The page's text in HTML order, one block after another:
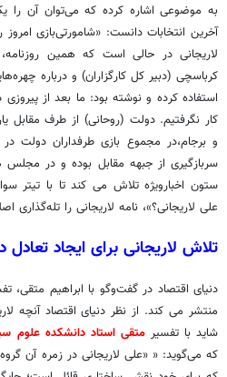
به موضوعی اشاره کرده که می‌توان آن را
آخرین انتخابات دانست: «شامورتی‌بازی
کرباسچی (دبیر کل کارگزاران) و درباره
کار نگرفتیم. دولت (روحانی) از طرف مقابل
و برجام،‌در مجموع بازی طرفداران دولت
سربازگیری از جبهه مقابل بوده و در مجلس
ستون اخبارویژه تلاش می کند تا با تیتر
علی لاریجانی؟»، نامه لاریجانی را تله‌گذاری
تلاش لاریجانی برای ایجاد
دنیای اقتصاد در گفت‌وگو با ابراهیم متقی،
منتشر می کند. از نظر دنیای اقتصاد آنچه
شاید با تفسیرمتقی استاد دانشکده علوم
که می‌گوید: « «علی لاریجانی در زمره آن